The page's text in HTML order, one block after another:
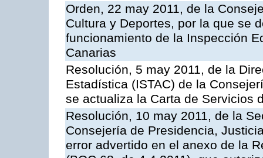
Orden, 22 may 2011, de la
Cultura y Deportes, por la que se
funcionamiento de la Inspección
Canarias
Resolución, 5 may 2011, de la
Estadística (ISTAC) de la
se actualiza la Carta de Servicios
Resolución, 10 may 2011, de la
Consejería de Presidencia,
error advertido en el anexo de la